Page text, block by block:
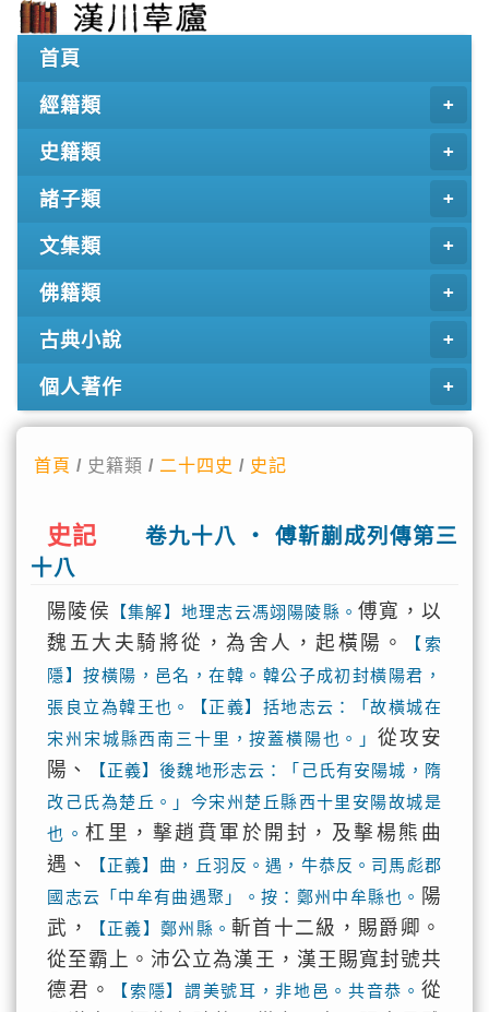
首頁
經籍類
史籍類
諸子類
文集類
佛籍類
古典小說
個人著作
首頁 / 史籍類 / 二十四史 / 史記
史記
卷九十八 ‧ 傅靳蒯成列傳第三
十八
陽陵侯 【集解】地理志云馮翊陽陵縣。傅寬，以
魏五大夫騎將從，為舍人，起橫陽。
【索
隱】按橫陽，邑名，在韓。韓公子成初封橫陽君，
張良立為韓王也。【正義】括地志云：「故橫城在
宋州宋城縣西南三十里，按蓋橫陽也。」從攻安
陽、
【正義】後魏地形志云：「己氏有安陽城，隋
改己氏為楚丘。」今宋州楚丘縣西十里安陽故城是
也。杠里，擊趙賁軍於開封，及擊楊熊曲
遇、
【正義】曲，丘羽反。遇，牛恭反。司馬彪郡
國志云「中牟有曲遇聚」。按：鄭州中牟縣也。 陽
武，
【正義】鄭州縣。斬首十二級，賜爵卿。
從至霸上。沛公立為漢王，漢王賜寬封號共
德君。
【索隱】謂美號耳，非地邑。共音恭。 從